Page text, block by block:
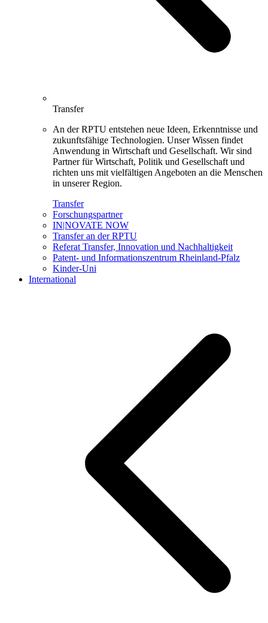
Transfer
An der RPTU entstehen neue Ideen, Erkenntnisse und
zukunftsfähige Technologien. Unser Wissen findet
Anwendung in Wirtschaft und Gesellschaft. Wir sind
Partner für Wirtschaft, Politik und Gesellschaft und
richten uns mit vielfältigen Angeboten an die Menschen
in unserer Region.
Transfer
Forschungspartner
IN|NOVATE NOW
Transfer an der RPTU
Referat Transfer, Innovation und Nachhaltigkeit
Patent- und Informationszentrum Rheinland-Pfalz
Kinder-Uni
International